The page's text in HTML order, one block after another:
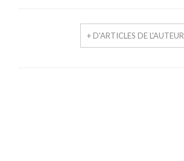
+ D'ARTICLES DE L'AUTEUR